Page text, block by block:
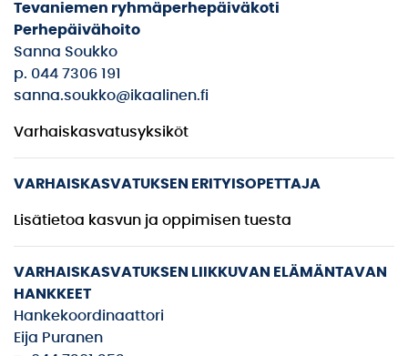
Tevaniemen ryhmäperhepäiväkoti
Perhepäivähoito
Sanna Soukko
p. 044 7306 191
sanna.soukko@ikaalinen.fi
Varhaiskasvatusyksiköt
VARHAISKASVATUKSEN ERITYISOPETTAJA
Lisätietoa kasvun ja oppimisen tuesta
VARHAISKASVATUKSEN LIIKKUVAN ELÄMÄNTAVAN
HANKKEET
Hankekoordinaattori
Eija Puranen